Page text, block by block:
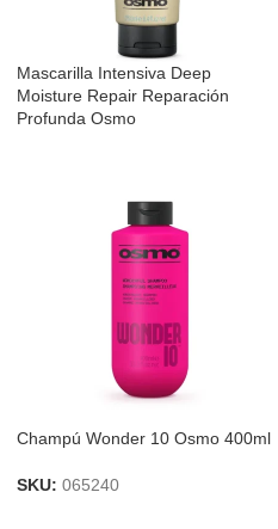
Mascarilla Intensiva Deep
Moisture Repair Reparación
Profunda Osmo
Champú Wonder 10 Osmo 400ml
SKU: 065240